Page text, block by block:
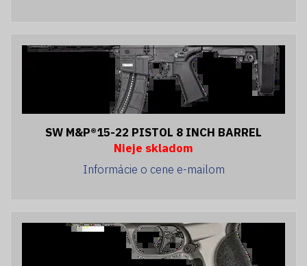
SW M&P®15-22 PISTOL 8 INCH BARREL
Nieje skladom
Informácie o cene e-mailom